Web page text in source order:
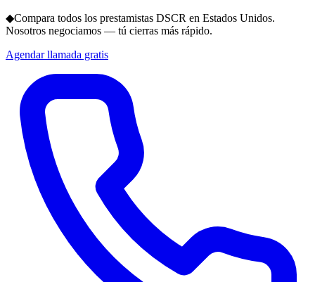
◆Compara todos los prestamistas DSCR en Estados Unidos.
Nosotros negociamos — tú cierras más rápido.
Agendar llamada gratis